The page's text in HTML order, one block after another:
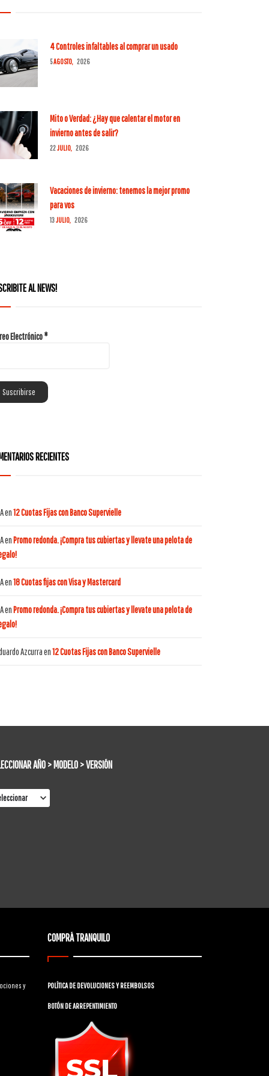
4 Controles infaltables al comprar un usado
5AGOSTO, 2026
Mito o Verdad: ¿Hay que calentar el motor en
invierno antes de salir?
22JULIO, 2026
Vacaciones de invierno: tenemos la mejor promo
para vos
13JULIO, 2026
AL NEWS!
Electrónico*
RECIENTES
en12 Cuotas Fijas con Banco Supervielle
enPromo redonda. ¡Compra tus cubiertas y llevate una pelota de
en18 Cuotas fijas con Visa y Mastercard
enPromo redonda. ¡Compra tus cubiertas y llevate una pelota de
Azcurraen12 Cuotas Fijas con Banco Supervielle
AÑO > MODELO > VERSIÓN
y
COMPRÁ TRANQUILO
POLÍTICA DE DEVOLUCIONES Y REEMBOLSOS
BOTÓN DE ARREPENTIMIENTO